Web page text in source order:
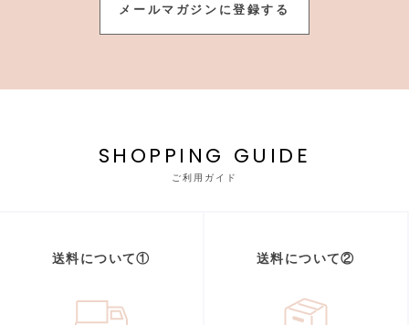
メールマガジンに登録する
SHOPPING GUIDE
ご利用ガイド
送料について① 送料について②